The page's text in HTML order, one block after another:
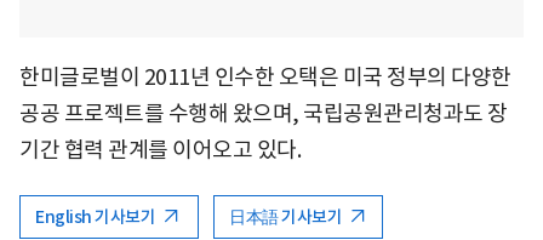
한미글로벌이 2011년 인수한 오택은 미국 정부의 다양한
공공 프로젝트를 수행해 왔으며, 국립공원관리청과도 장
기간 협력 관계를 이어오고 있다.
English 기사보기 日本語 기사보기